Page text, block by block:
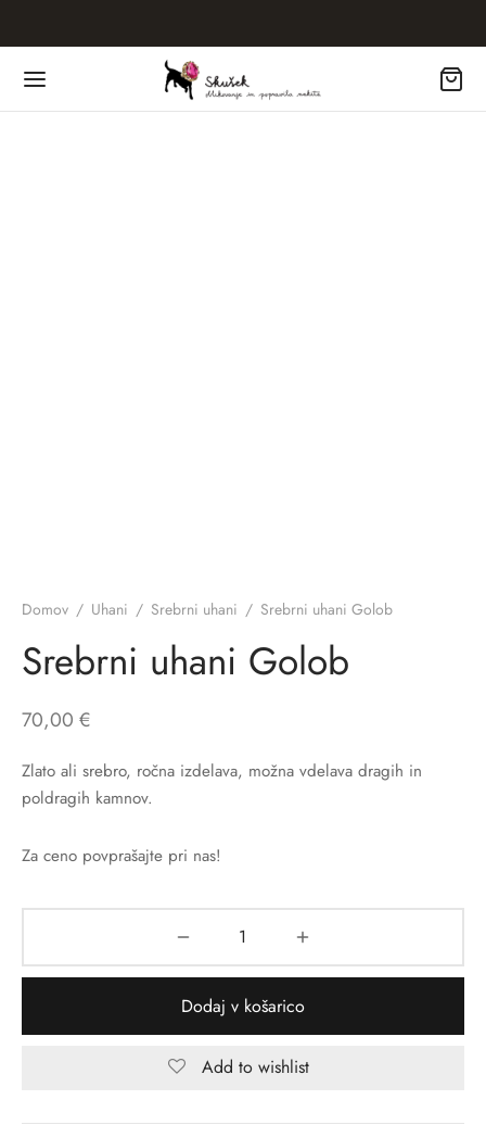
Domov / Uhani / Srebrni uhani / Srebrni uhani Golob
Srebrni uhani Golob
70,00 €
Zlato ali srebro, ročna izdelava, možna vdelava dragih in
poldragih kamnov.
Za ceno povprašajte pri nas!
Dodaj v košarico
Add to wishlist